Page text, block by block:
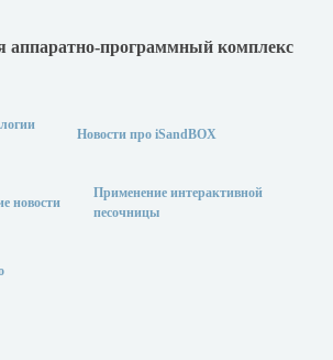
аппаратно-программный комплекс
Новости про iSandBOX
новости
Применение интерактивной
песочницы